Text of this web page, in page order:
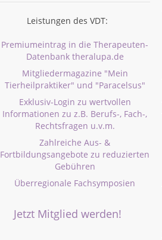
Leistungen des VDT:
Premiumeintrag in die Therapeuten-
Datenbank theralupa.de
Mitgliedermagazine "Mein
Tierheilpraktiker" und "Paracelsus"
Exklusiv-Login zu wertvollen
Informationen zu z.B. Berufs-, Fach-,
Rechtsfragen u.v.m.
Zahlreiche Aus- &
Fortbildungsangebote zu reduzierten
Gebühren
Überregionale Fachsymposien
Jetzt Mitglied werden!